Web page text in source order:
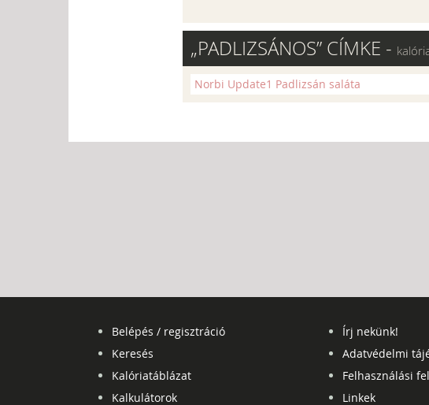
„PADLIZSÁNOS” CÍMKE -
Norbi Update1 Padlizsán saláta
Belépés / regisztráció
Keresés
Kalóriatáblázat
Kalkulátorok
Írj nekünk!
Adatvédelmi
Felhasználási
Linkek